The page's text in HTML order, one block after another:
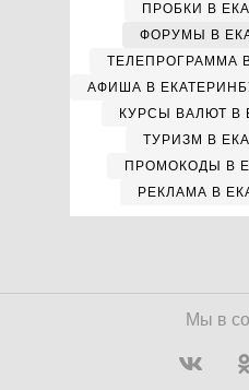
ПРОБКИ В
ФОРУМЫ В
ТЕЛЕПРОГРАММА
АФИША В
КУРСЫ ВАЛЮТ В
ТУРИЗМ В
ПРОМОКОДЫ В
РЕКЛАМА В
Мы в